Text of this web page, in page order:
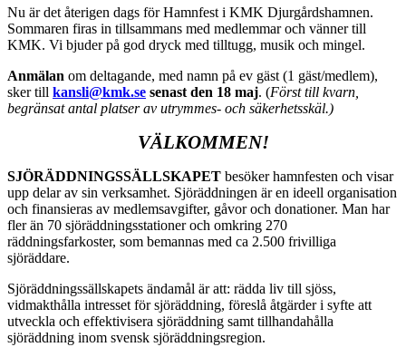
Nu är det återigen dags för Hamnfest i KMK Djurgårdshamnen.
Sommaren firas in tillsammans med medlemmar och vänner till
KMK. Vi bjuder på god dryck med tilltugg, musik och mingel.
Anmälan om deltagande, med namn på ev gäst (1 gäst/medlem),
sker till kansli@kmk.se senast den 18 maj. (Först till kvarn,
begränsat antal platser av utrymmes- och säkerhetsskäl.)
VÄLKOMMEN!
SJÖRÄDDNINGSSÄLLSKAPET besöker hamnfesten och visar
upp delar av sin verksamhet. Sjöräddningen är en ideell organisation
och finansieras av medlemsavgifter, gåvor och donationer. Man har
fler än 70 sjöräddningsstationer och omkring 270
räddningsfarkoster, som bemannas med ca 2.500 frivilliga
sjöräddare.
Sjöräddningssällskapets ändamål är att: rädda liv till sjöss,
vidmakthålla intresset för sjöräddning, föreslå åtgärder i syfte att
utveckla och effektivisera sjöräddning samt tillhandahålla
sjöräddning inom svensk sjöräddningsregion.